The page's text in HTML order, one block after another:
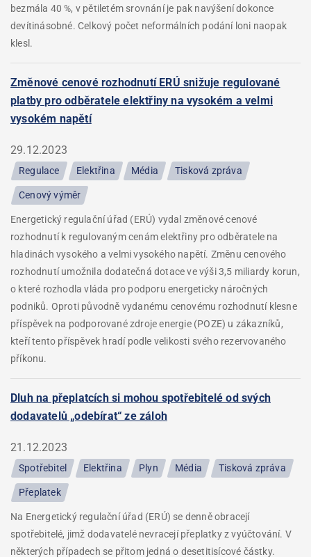
bezmála 40 %, v pětiletém srovnání je pak navýšení dokonce
devítinásobné. Celkový počet neformálních podání loni naopak
klesl.
Změnové cenové rozhodnutí ERÚ snižuje regulované
platby pro odběratele elektřiny na vysokém a velmi
vysokém napětí
29.12.2023
Regulace Elektřina Média Tisková zpráva
Cenový výměr
Energetický regulační úřad (ERÚ) vydal změnové cenové
rozhodnutí k regulovaným cenám elektřiny pro odběratele na
hladinách vysokého a velmi vysokého napětí. Změnu cenového
rozhodnutí umožnila dodatečná dotace ve výši 3,5 miliardy korun,
o které rozhodla vláda pro podporu energeticky náročných
podniků. Oproti původně vydanému cenovému rozhodnutí klesne
příspěvek na podporované zdroje energie (POZE) u zákazníků,
kteří tento příspěvek hradí podle velikosti svého rezervovaného
příkonu.
Dluh na přeplatcích si mohou spotřebitelé od svých
dodavatelů „odebírat“ ze záloh
21.12.2023
Spotřebitel Elektřina Plyn Média Tisková zpráva
Přeplatek
Na Energetický regulační úřad (ERÚ) se denně obracejí
spotřebitelé, jimž dodavatelé nevracejí přeplatky z vyúčtování. V
některých případech se přitom jedná o desetitisícové částky.